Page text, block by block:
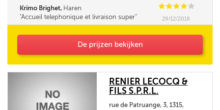
Krimo Brighet, Haren CCCC C
Accueil telephonique et livraison super
29/12/2018
De prijzen bekijken
RENIER LECOCQ &
FILS S.P.R.L.
rue de Patruange, 3, 1315,